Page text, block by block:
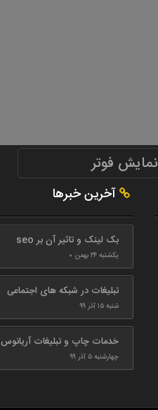
نمایش فوتر
آخرین خبرها
بک لینک و تاثیر آن بر seo
یکشنبه ۲۴ بهمن ۰
تبلیغات در شبکه های اجتماعی
شنبه ۱۵ آذر ۹۹
خدمات چاپ و تبلیغات آریانوس
چهارشنبه ۵ آذر ۹۹